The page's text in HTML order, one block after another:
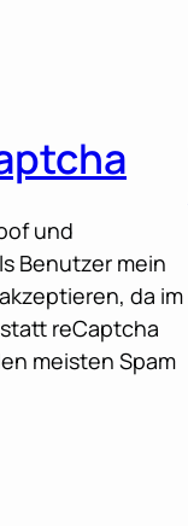
und
Benutzer mein
da im
reCaptcha
meisten Spam